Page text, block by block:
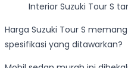
Interior Suzuki Tour S
Harga Suzuki Tour S
spesifikasi yang ditawarkan?